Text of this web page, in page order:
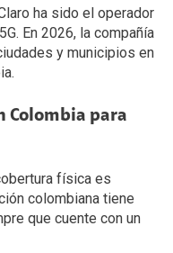
ha sido el operador
En 2026, la compañía
y municipios en
Colombia para
física es
colombiana tiene
que cuente con un